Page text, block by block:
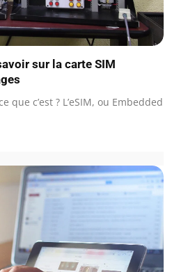
sur la carte SIM
que c’est ? L’eSIM, ou Embedded